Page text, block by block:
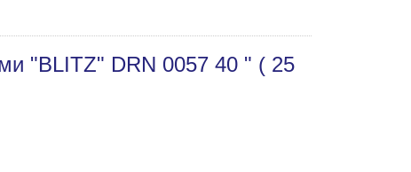
"BLITZ" DRN 0057 40 " ( 25